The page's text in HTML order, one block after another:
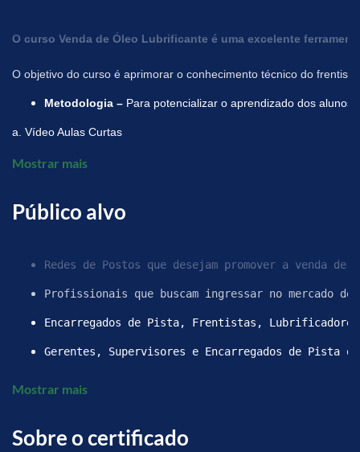
O curso Venda de Óleo Lubrificante é uma excelente
O objetivo do curso é aprimorar o conhecimento técnico do
Metodologia – Para potencializar o aprendizado dos
a. Vídeo Aulas Curtas
c. Avaliação Online
Mostrar mais
Público alvo
Redes de Postos que desejam promover a venda
Profissionais que buscam ingressar no mercado
Encarregados de Pista, Frentistas,
Gerentes, Supervisores e Encarregados de Pista
Mostrar mais
Sobre o certificado